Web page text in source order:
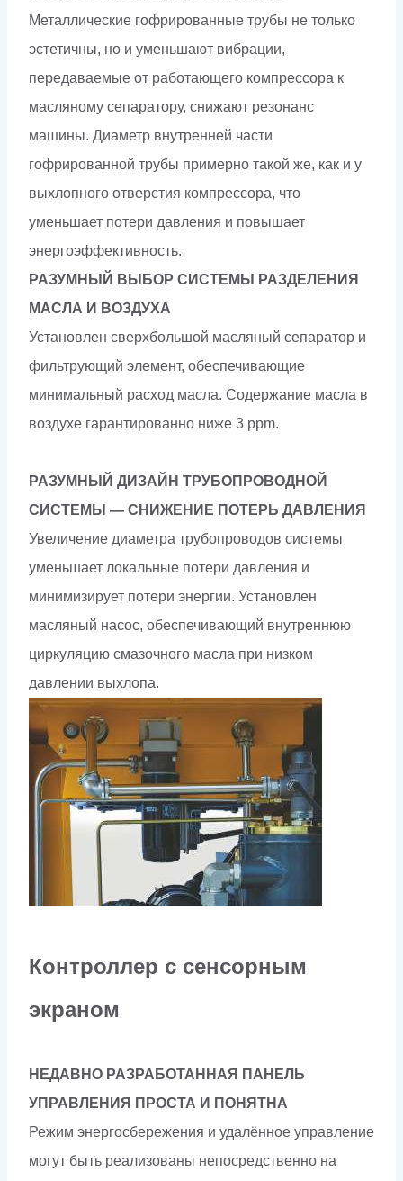
Металлические гофрированные трубы не только
эстетичны, но и уменьшают вибрации,
передаваемые от работающего компрессора к
масляному сепаратору, снижают резонанс
машины. Диаметр внутренней части
гофрированной трубы примерно такой же, как и у
выхлопного отверстия компрессора, что
уменьшает потери давления и повышает
энергоэффективность.
РАЗУМНЫЙ ВЫБОР СИСТЕМЫ РАЗДЕЛЕНИЯ
МАСЛА И ВОЗДУХА
Установлен сверхбольшой масляный сепаратор и
фильтрующий элемент, обеспечивающие
минимальный расход масла. Содержание масла в
воздухе гарантированно ниже 3 ppm.
РАЗУМНЫЙ ДИЗАЙН ТРУБОПРОВОДНОЙ
СИСТЕМЫ — СНИЖЕНИЕ ПОТЕРЬ ДАВЛЕНИЯ
Увеличение диаметра трубопроводов системы
уменьшает локальные потери давления и
минимизирует потери энергии. Установлен
масляный насос, обеспечивающий внутреннюю
циркуляцию смазочного масла при низком
давлении выхлопа.
Контроллер с сенсорным
экраном
НЕДАВНО РАЗРАБОТАННАЯ ПАНЕЛЬ
УПРАВЛЕНИЯ ПРОСТА И ПОНЯТНА
Режим энергосбережения и удалённое управление
могут быть реализованы непосредственно на